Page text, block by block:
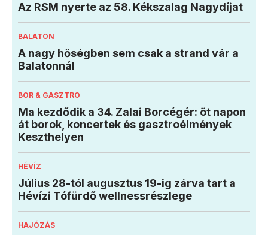
Az RSM nyerte az 58. Kékszalag Nagydíjat
BALATON
A nagy hőségben sem csak a strand vár a
Balatonnál
BOR & GASZTRO
Ma kezdődik a 34. Zalai Borcégér: öt napon
át borok, koncertek és gasztroélmények
Keszthelyen
HÉVÍZ
Július 28-tól augusztus 19-ig zárva tart a
Hévízi Tófürdő wellnessrészlege
HAJÓZÁS